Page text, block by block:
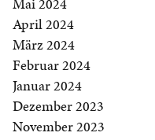
April 2024
März 2024
Februar 2024
Januar 2024
Dezember 2023
November 2023